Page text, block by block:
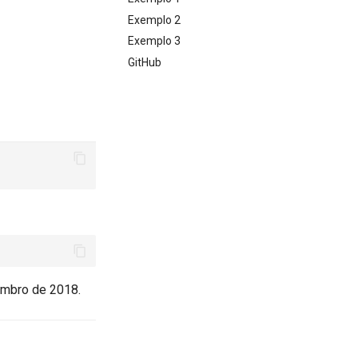
Exemplo 2
Exemplo 3
GitHub
de 2018.